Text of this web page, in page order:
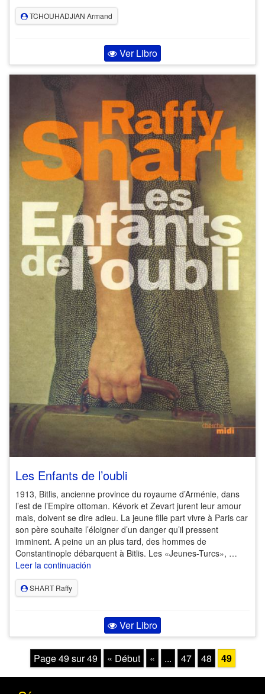
TCHOUHADJIAN Armand
Ver Libro
Les Enfants de l’oubli
1913, Bitlis, ancienne province du royaume d’Arménie, dans
l’est de l’Empire ottoman. Kévork et Zevart jurent leur amour
mais, doivent se dire adieu. La jeune fille part vivre à Paris car
son père souhaite l’éloigner d’un danger qu’il pressent
imminent. A peine un an plus tard, des hommes de
Constantinople débarquent à Bitlis. Les «Jeunes-Turcs», …
Leer la continuación
SHART Raffy
Ver Libro
Page 49 sur 49 « Début « ... 47 48 49